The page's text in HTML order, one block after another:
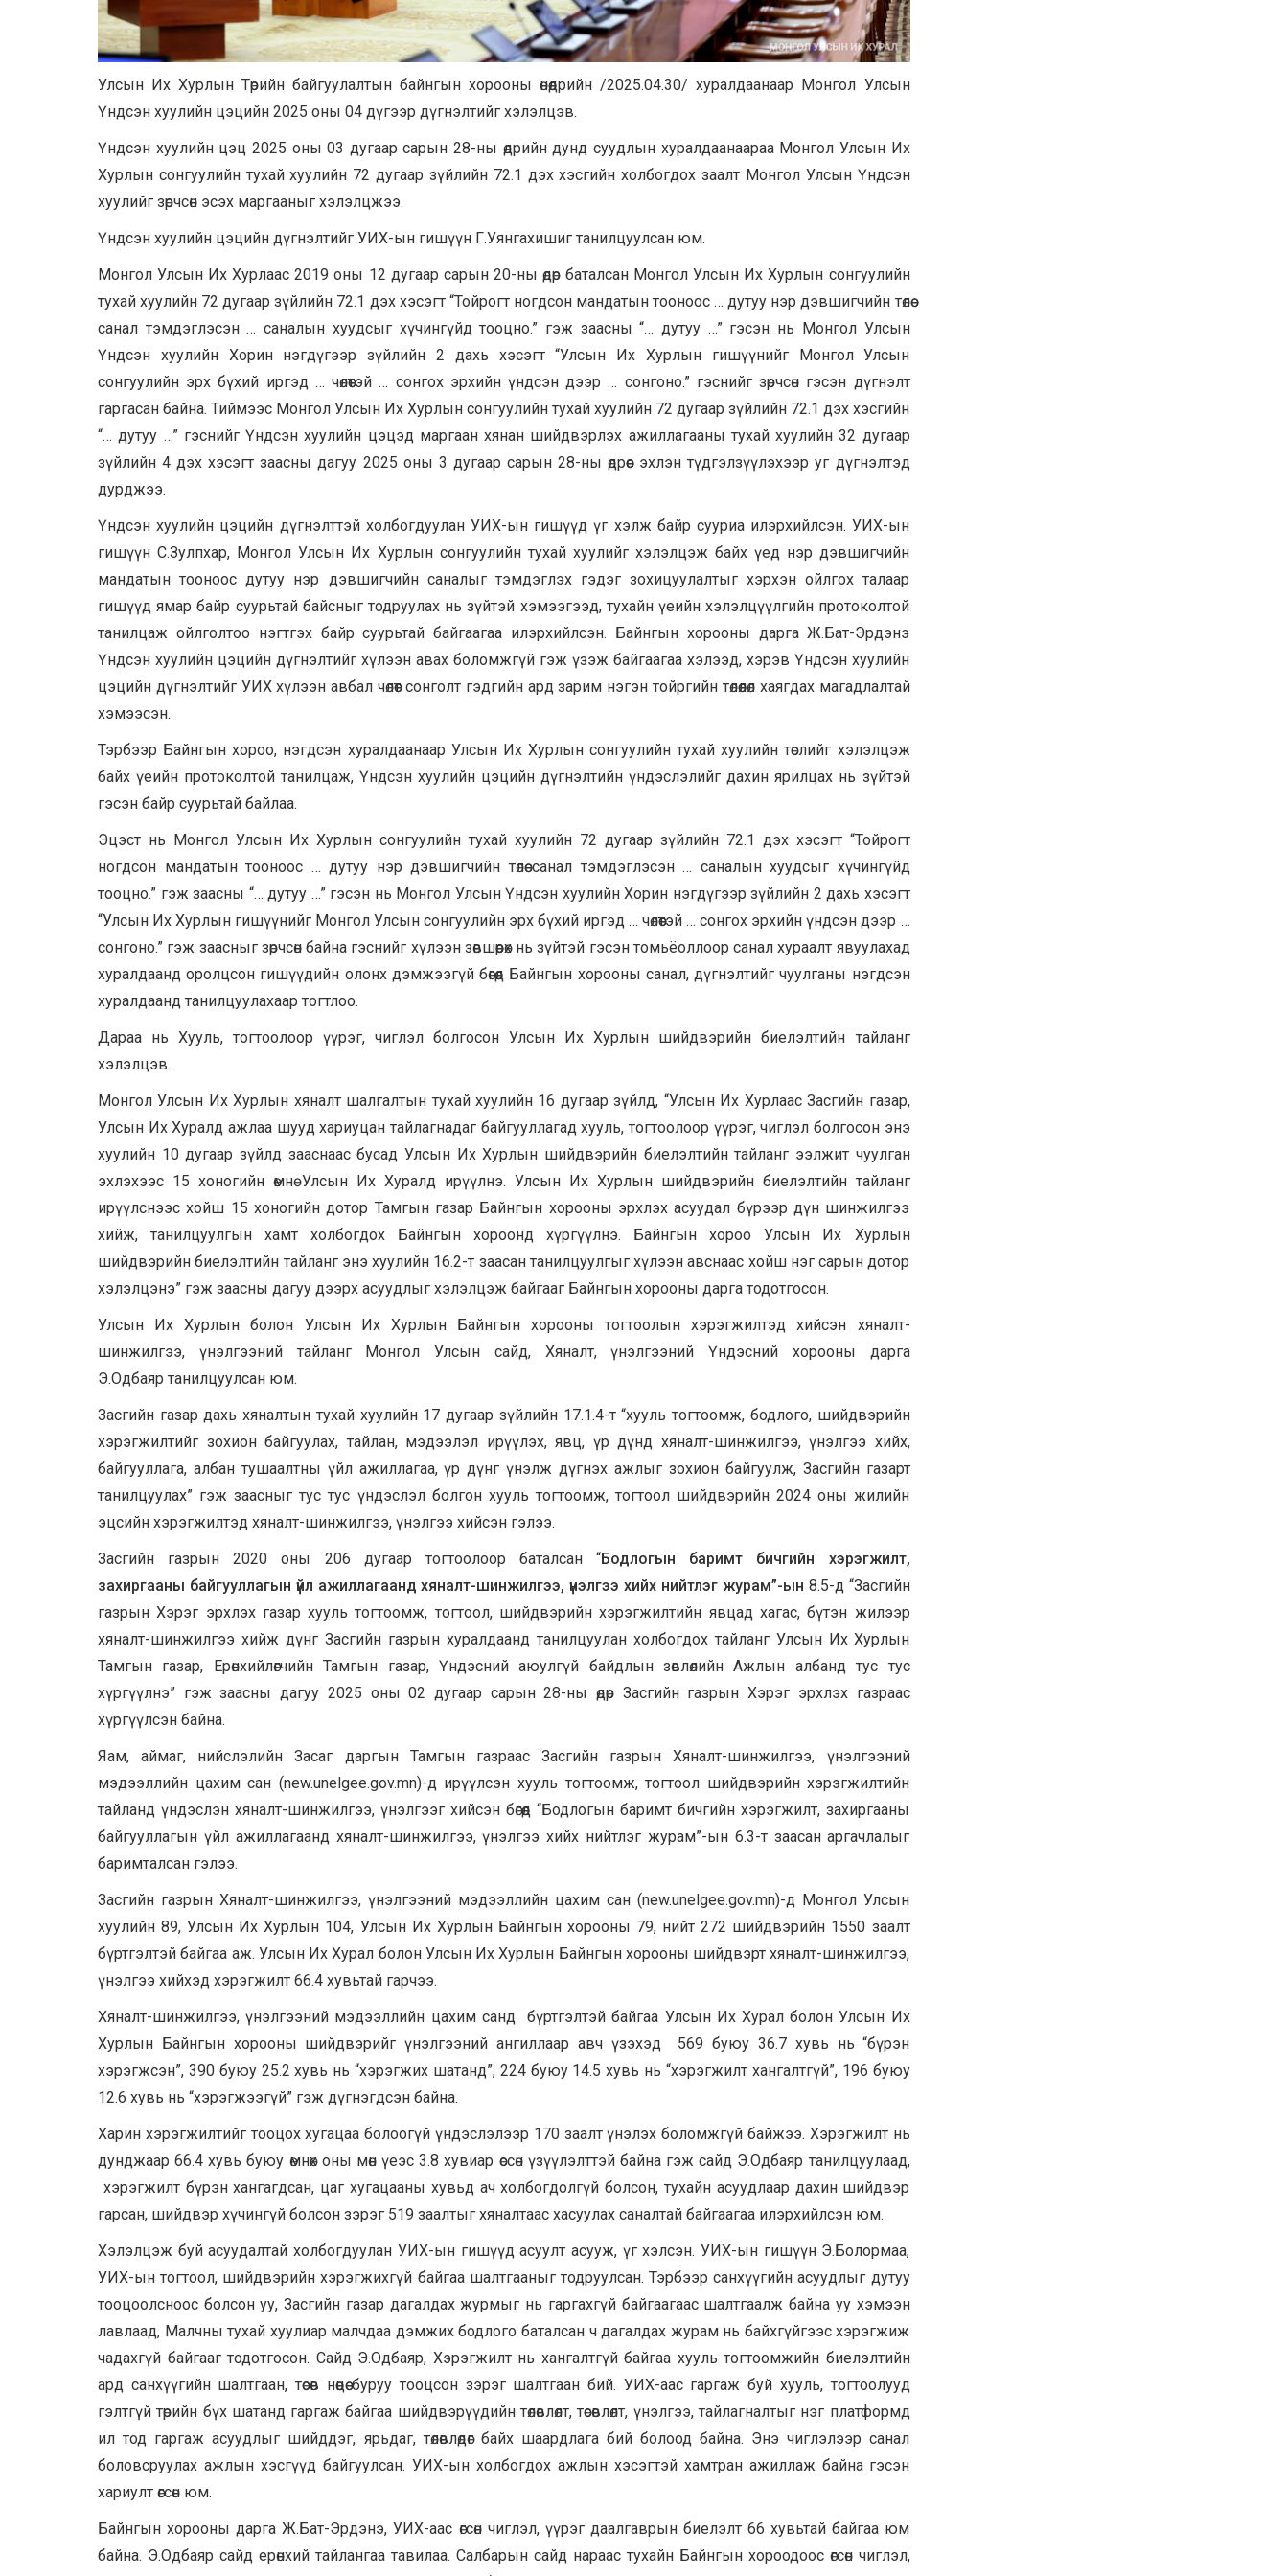
Улсын Их Хурлын Төрийн байгуулалтын байнгын хорооны өнөөдрийн /2025.04.30/ хуралдаанаар Монгол Улсын
Үндсэн хуулийн цэцийн 2025 оны 04 дүгээр дүгнэлтийг хэлэлцэв.
Үндсэн хуулийн цэц 2025 оны 03 дугаар сарын 28-ны өдрийн дунд суудлын хуралдаанаараа Монгол Улсын Их
Хурлын сонгуулийн тухай хуулийн 72 дугаар зүйлийн 72.1 дэх хэсгийн холбогдох заалт Монгол Улсын Үндсэн
хуулийг зөрчсөн эсэх маргааныг хэлэлцжээ.
Үндсэн хуулийн цэцийн дүгнэлтийг УИХ-ын гишүүн Г.Уянгахишиг танилцуулсан юм.
Монгол Улсын Их Хурлаас 2019 оны 12 дугаар сарын 20-ны өдөр баталсан Монгол Улсын Их Хурлын сонгуулийн
тухай хуулийн 72 дугаар зүйлийн 72.1 дэх хэсэгт “Тойрогт ногдсон мандатын тооноос … дутуу нэр дэвшигчийн төлөө
санал тэмдэглэсэн … саналын хуудсыг хүчингүйд тооцно.” гэж заасны “… дутуу …” гэсэн нь Монгол Улсын
Үндсэн хуулийн Хорин нэгдүгээр зүйлийн 2 дахь хэсэгт “Улсын Их Хурлын гишүүнийг Монгол Улсын
сонгуулийн эрх бүхий иргэд … чөлөөтэй … сонгох эрхийн үндсэн дээр … сонгоно.” гэснийг зөрчсөн гэсэн дүгнэлт
гаргасан байна. Тиймээс Монгол Улсын Их Хурлын сонгуулийн тухай хуулийн 72 дугаар зүйлийн 72.1 дэх хэсгийн
“… дутуу …” гэснийг Үндсэн хуулийн цэцэд маргаан хянан шийдвэрлэх ажиллагааны тухай хуулийн 32 дугаар
зүйлийн 4 дэх хэсэгт заасны дагуу 2025 оны 3 дугаар сарын 28-ны өдрөөс эхлэн түдгэлзүүлэхээр уг дүгнэлтэд
дурджээ.
Үндсэн хуулийн цэцийн дүгнэлттэй холбогдуулан УИХ-ын гишүүд үг хэлж байр сууриа илэрхийлсэн. УИХ-ын
гишүүн С.Зулпхар, Монгол Улсын Их Хурлын сонгуулийн тухай хуулийг хэлэлцэж байх үед нэр дэвшигчийн
мандатын тооноос дутуу нэр дэвшигчийн саналыг тэмдэглэх гэдэг зохицуулалтыг хэрхэн ойлгох талаар
гишүүд ямар байр суурьтай байсныг тодруулах нь зүйтэй хэмээгээд, тухайн үеийн хэлэлцүүлгийн протоколтой
танилцаж ойлголтоо нэгтгэх байр суурьтай байгаагаа илэрхийлсэн. Байнгын хорооны дарга Ж.Бат-Эрдэнэ
Үндсэн хуулийн цэцийн дүгнэлтийг хүлээн авах боломжгүй гэж үзэж байгаагаа хэлээд, хэрэв Үндсэн хуулийн
цэцийн дүгнэлтийг УИХ хүлээн авбал чөлөөт сонголт гэдгийн ард зарим нэгэн тойргийн төлөөлөл хаягдах магадлалтай
хэмээсэн.
Тэрбээр Байнгын хороо, нэгдсэн хуралдаанаар Улсын Их Хурлын сонгуулийн тухай хуулийн төслийг хэлэлцэж
байх үеийн протоколтой танилцаж, Үндсэн хуулийн цэцийн дүгнэлтийн үндэслэлийг дахин ярилцах нь зүйтэй
гэсэн байр суурьтай байлаа.
Эцэст нь Монгол Улсын Их Хурлын сонгуулийн тухай хуулийн 72 дугаар зүйлийн 72.1 дэх хэсэгт “Тойрогт
ногдсон мандатын тооноос … дутуу нэр дэвшигчийн төлөө санал тэмдэглэсэн … саналын хуудсыг хүчингүйд
тооцно.” гэж заасны “… дутуу …” гэсэн нь Монгол Улсын Үндсэн хуулийн Хорин нэгдүгээр зүйлийн 2 дахь хэсэгт
“Улсын Их Хурлын гишүүнийг Монгол Улсын сонгуулийн эрх бүхий иргэд … чөлөөтэй … сонгох эрхийн үндсэн дээр …
сонгоно.” гэж заасныг зөрчсөн байна гэснийг хүлээн зөвшөөрөх нь зүйтэй гэсэн томьёоллоор санал хураалт явуулахад
хуралдаанд оролцсон гишүүдийн олонх дэмжээгүй бөгөөд Байнгын хорооны санал, дүгнэлтийг чуулганы нэгдсэн
хуралдаанд танилцуулахаар тогтлоо.
Дараа нь Хууль, тогтоолоор үүрэг, чиглэл болгосон Улсын Их Хурлын шийдвэрийн биелэлтийн тайланг
хэлэлцэв.
Монгол Улсын Их Хурлын хяналт шалгалтын тухай хуулийн 16 дугаар зүйлд, “Улсын Их Хурлаас Засгийн газар,
Улсын Их Хуралд ажлаа шууд хариуцан тайлагнадаг байгууллагад хууль, тогтоолоор үүрэг, чиглэл болгосон энэ
хуулийн 10 дугаар зүйлд зааснаас бусад Улсын Их Хурлын шийдвэрийн биелэлтийн тайланг ээлжит чуулган
эхлэхээс 15 хоногийн өмнө Улсын Их Хуралд ирүүлнэ. Улсын Их Хурлын шийдвэрийн биелэлтийн тайланг
ирүүлснээс хойш 15 хоногийн дотор Тамгын газар Байнгын хорооны эрхлэх асуудал бүрээр дүн шинжилгээ
хийж, танилцуулгын хамт холбогдох Байнгын хороонд хүргүүлнэ. Байнгын хороо Улсын Их Хурлын
шийдвэрийн биелэлтийн тайланг энэ хуулийн 16.2-т заасан танилцуулгыг хүлээн авснаас хойш нэг сарын дотор
хэлэлцэнэ” гэж заасны дагуу дээрх асуудлыг хэлэлцэж байгааг Байнгын хорооны дарга тодотгосон.
Улсын Их Хурлын болон Улсын Их Хурлын Байнгын хорооны тогтоолын хэрэгжилтэд хийсэн хяналт-
шинжилгээ, үнэлгээний тайланг Монгол Улсын сайд, Хяналт, үнэлгээний Үндэсний хорооны дарга
Э.Одбаяр танилцуулсан юм.
Засгийн газар дахь хяналтын тухай хуулийн 17 дугаар зүйлийн 17.1.4-т “хууль тогтоомж, бодлого, шийдвэрийн
хэрэгжилтийг зохион байгуулах, тайлан, мэдээлэл ирүүлэх, явц, үр дүнд хяналт-шинжилгээ, үнэлгээ хийх,
байгууллага, албан тушаалтны үйл ажиллагаа, үр дүнг үнэлж дүгнэх ажлыг зохион байгуулж, Засгийн газарт
танилцуулах” гэж заасныг тус тус үндэслэл болгон хууль тогтоомж, тогтоол шийдвэрийн 2024 оны жилийн
эцсийн хэрэгжилтэд хяналт-шинжилгээ, үнэлгээ хийсэн гэлээ.
Засгийн газрын 2020 оны 206 дугаар тогтоолоор баталсан “Бодлогын баримт бичгийн хэрэгжилт,
захиргааны байгууллагын үйл ажиллагаанд хяналт-шинжилгээ,үнэлгээ хийх нийтлэг журам”-ын 8.5-д “Засгийн
газрын Хэрэг эрхлэх газар хууль тогтоомж, тогтоол, шийдвэрийн хэрэгжилтийн явцад хагас, бүтэн жилээр
хяналт-шинжилгээ хийж дүнг Засгийн газрын хуралдаанд танилцуулан холбогдох тайланг Улсын Их Хурлын
Тамгын газар, Ерөнхийлөгчийн Тамгын газар, Үндэсний аюулгүй байдлын зөвлөлийн Ажлын албанд тус тус
хүргүүлнэ” гэж заасны дагуу 2025 оны 02 дугаар сарын 28-ны өдөр Засгийн газрын Хэрэг эрхлэх газраас
хүргүүлсэн байна.
Яам, аймаг, нийслэлийн Засаг даргын Тамгын газраас Засгийн газрын Хяналт-шинжилгээ, үнэлгээний
мэдээллийн цахим сан (new.unelgee.gov.mn)-д ирүүлсэн хууль тогтоомж, тогтоол шийдвэрийн хэрэгжилтийн
тайланд үндэслэн хяналт-шинжилгээ, үнэлгээг хийсэн бөгөөд “Бодлогын баримт бичгийн хэрэгжилт, захиргааны
байгууллагын үйл ажиллагаанд хяналт-шинжилгээ, үнэлгээ хийх нийтлэг журам”-ын 6.3-т заасан аргачлалыг
баримталсан гэлээ.
Засгийн газрын Хяналт-шинжилгээ, үнэлгээний мэдээллийн цахим сан (new.unelgee.gov.mn)-д Монгол Улсын
хуулийн 89, Улсын Их Хурлын 104, Улсын Их Хурлын Байнгын хорооны 79, нийт 272 шийдвэрийн 1550 заалт
бүртгэлтэй байгаа аж. Улсын Их Хурал болон Улсын Их Хурлын Байнгын хорооны шийдвэрт хяналт-шинжилгээ,
үнэлгээ хийхэд хэрэгжилт 66.4 хувьтай гарчээ.
Хяналт-шинжилгээ, үнэлгээний мэдээллийн цахим санд бүртгэлтэй байгаа Улсын Их Хурал болон Улсын Их
Хурлын Байнгын хорооны шийдвэрийг үнэлгээний ангиллаар авч үзэхэд 569 буюу 36.7 хувь нь “бүрэн
хэрэгжсэн”, 390 буюу 25.2 хувь нь “хэрэгжих шатанд”, 224 буюу 14.5 хувь нь “хэрэгжилт хангалтгүй”, 196 буюу
12.6 хувь нь “хэрэгжээгүй” гэж дүгнэгдсэн байна.
Харин хэрэгжилтийг тооцох хугацаа болоогүй үндэслэлээр 170 заалт үнэлэх боломжгүй байжээ. Хэрэгжилт нь
дунджаар 66.4 хувь буюу өмнөх оны мөн үеэс 3.8 хувиар өссөн үзүүлэлттэй байна гэж сайд Э.Одбаяр танилцуулаад,
хэрэгжилт бүрэн хангагдсан, цаг хугацааны хувьд ач холбогдолгүй болсон, тухайн асуудлаар дахин шийдвэр
гарсан, шийдвэр хүчингүй болсон зэрэг 519 заалтыг хяналтаас хасуулах саналтай байгаагаа илэрхийлсэн юм.
Хэлэлцэж буй асуудалтай холбогдуулан УИХ-ын гишүүд асуулт асууж, үг хэлсэн. УИХ-ын гишүүн Э.Болормаа,
УИХ-ын тогтоол, шийдвэрийн хэрэгжихгүй байгаа шалтгааныг тодруулсан. Тэрбээр санхүүгийн асуудлыг дутуу
тооцоолсноос болсон уу, Засгийн газар дагалдах журмыг нь гаргахгүй байгаагаас шалтгаалж байна уу хэмээн
лавлаад, Малчны тухай хуулиар малчдаа дэмжих бодлого баталсан ч дагалдах журам нь байхгүйгээс хэрэгжиж
чадахгүй байгааг тодотгосон. Сайд Э.Одбаяр, Хэрэгжилт нь хангалтгүй байгаа хууль тогтоомжийн биелэлтийн
ард санхүүгийн шалтгаан, төсөв нөөцөө буруу тооцсон зэрэг шалтгаан бий. УИХ-аас гаргаж буй хууль, тогтоолууд
гэлтгүй төрийн бүх шатанд гаргаж байгаа шийдвэрүүдийн төлөвлөлт, төсөвлөлт, үнэлгээ, тайлагналтыг нэг платформд
ил тод гаргаж асуудлыг шийддэг, ярьдаг, төлөвлөдөг байх шаардлага бий болоод байна. Энэ чиглэлээр санал
боловсруулах ажлын хэсгүүд байгуулсан. УИХ-ын холбогдох ажлын хэсэгтэй хамтран ажиллаж байна гэсэн
хариулт өгсөн юм.
Байнгын хорооны дарга Ж.Бат-Эрдэнэ, УИХ-аас өгсөн чиглэл, үүрэг даалгаврын биелэлт 66 хувьтай байгаа юм
байна. Э.Одбаяр сайд ерөнхий тайлангаа тавилаа. Салбарын сайд нараас тухайн Байнгын хороодоос өгсөн чиглэл,